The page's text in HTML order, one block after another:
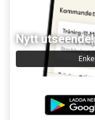
Nytt utseende!